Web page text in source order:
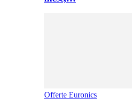
Offerte Euronics